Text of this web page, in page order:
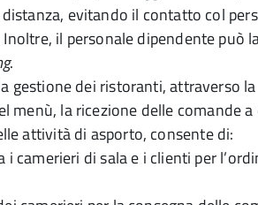
evitando il contatto col
il personale dipendente può
.
gestione dei ristoranti, attraverso la
menù, la ricezione delle comande
attività di asporto, consente di:
camerieri di sala e i clienti per